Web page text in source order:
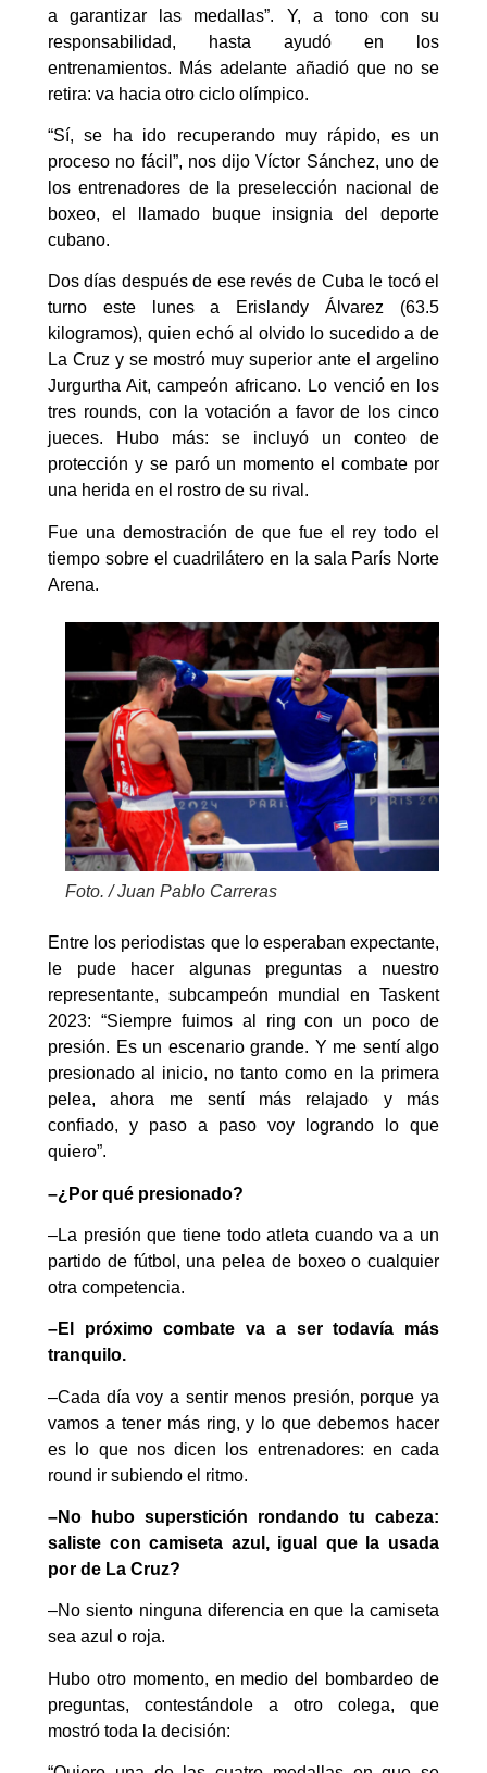
a garantizar las medallas”. Y, a tono con su
responsabilidad, hasta ayudó en los
entrenamientos. Más adelante añadió que no se
retira: va hacia otro ciclo olímpico.
“Sí, se ha ido recuperando muy rápido, es un
proceso no fácil”, nos dijo Víctor Sánchez, uno de
los entrenadores de la preselección nacional de
boxeo, el llamado buque insignia del deporte
cubano.
Dos días después de ese revés de Cuba le tocó el
turno este lunes a Erislandy Álvarez (63.5
kilogramos), quien echó al olvido lo sucedido a de
La Cruz y se mostró muy superior ante el argelino
Jurgurtha Ait, campeón africano. Lo venció en los
tres rounds, con la votación a favor de los cinco
jueces. Hubo más: se incluyó un conteo de
protección y se paró un momento el combate por
una herida en el rostro de su rival.
Fue una demostración de que fue el rey todo el
tiempo sobre el cuadrilátero en la sala París Norte
Arena.
Foto. / Juan Pablo Carreras
Entre los periodistas que lo esperaban expectante,
le pude hacer algunas preguntas a nuestro
representante, subcampeón mundial en Taskent
2023: “Siempre fuimos al ring con un poco de
presión. Es un escenario grande. Y me sentí algo
presionado al inicio, no tanto como en la primera
pelea, ahora me sentí más relajado y más
confiado, y paso a paso voy logrando lo que
quiero”.
–¿Por qué presionado?
–La presión que tiene todo atleta cuando va a un
partido de fútbol, una pelea de boxeo o cualquier
otra competencia.
–El próximo combate va a ser todavía más
tranquilo.
–Cada día voy a sentir menos presión, porque ya
vamos a tener más ring, y lo que debemos hacer
es lo que nos dicen los entrenadores: en cada
round ir subiendo el ritmo.
–No hubo superstición rondando tu cabeza:
saliste con camiseta azul, igual que la usada
por de La Cruz?
–No siento ninguna diferencia en que la camiseta
sea azul o roja.
Hubo otro momento, en medio del bombardeo de
preguntas, contestándole a otro colega, que
mostró toda la decisión: